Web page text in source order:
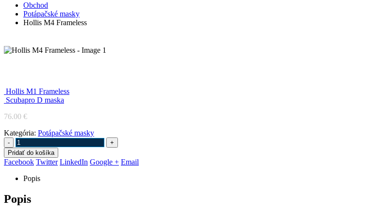
Obchod
Potápačské masky
Hollis M4 Frameless
Hollis M1 Frameless
Scubapro D maska
76.00 €
Kategória: Potápačské masky
-
+
Pridať do košíka
Facebook Twitter LinkedIn Google + Email
Popis
Popis